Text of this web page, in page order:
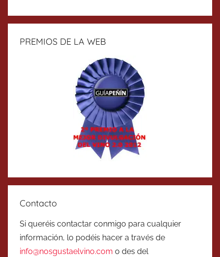
PREMIOS DE LA WEB
Contacto
Si queréis contactar conmigo para cualquier
información, lo podéis hacer a través de
info@nosgustaelvino.com o des del